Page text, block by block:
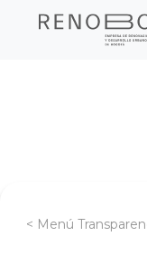
Sitio
< Menú